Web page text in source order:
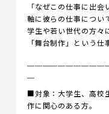
「なぜこの仕事に出
軸に彼らの仕事につい
学生や若い世代の方々
「舞台制作」という仕
■対象：大学生、高校
作に関心のある方。